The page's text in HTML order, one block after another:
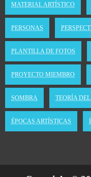
MATERIAL ARTÍSTICO
PERSONAS
PLANTILLA DE FOTOS
PROYECTO MIEMBRO
SOMBRA TEORÍA
ÉPOCAS ARTÍSTICAS